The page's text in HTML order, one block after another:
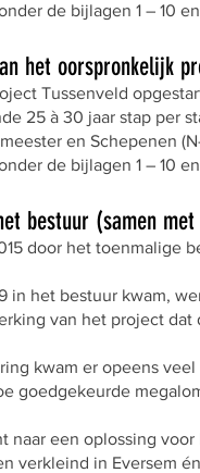
de bijlagen 1 – 10 en
het oorspronkelijk
Tussenveld
25 à 30 jaar stap per
en Schepenen
de bijlagen 1 – 10 en
bestuur (samen
door het toenmalige
in het bestuur kwam,
van het project
kwam er opeens veel
goedgekeurde
een oplossing
verkleind in Eversem